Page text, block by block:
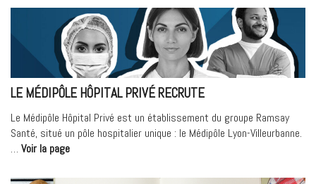
kinésithérapeute
au
MHM
participe
aux
Paralympiques
2024
! »
LE MÉDIPÔLE HÔPITAL PRIVÉ RECRUTE
Le Médipôle Hôpital Privé est un établissement du groupe Ramsay
Santé, situé un pôle hospitalier unique : le Médipôle Lyon-Villeurbanne.
… Voir la page« Le